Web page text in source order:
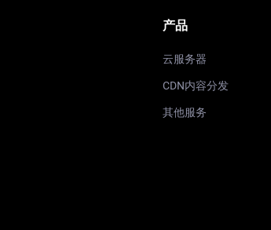
产品
云服务器
CDN内容分发
其他服务